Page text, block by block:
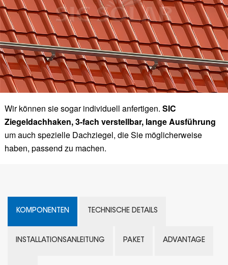
Wir können sie sogar individuell anfertigen. SIC
Ziegeldachhaken, 3-fach verstellbar, lange Ausführung
um auch spezielle Dachziegel, die Sie möglicherweise
haben, passend zu machen.
KOMPONENTEN TECHNISCHE DETAILS
INSTALLATIONSANLEITUNG PAKET ADVANTAGE